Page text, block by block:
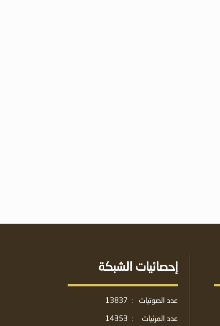
إحصائيات الشبكة
عدد الصوتيات :
13837
عدد المرئيات
:
14353